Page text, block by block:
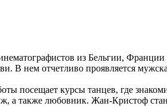
из Бельгии,
В нем отчетливо проявляется
посещает курсы танцев, где
а также любовник. Жан-Кристоф